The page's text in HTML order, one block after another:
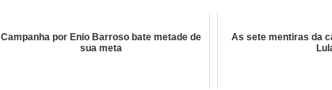
Campanha por Enio Barroso bate metade de
sua meta
As sete mentiras da